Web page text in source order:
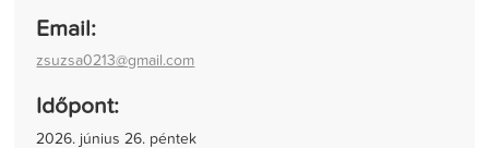
Email:
zsuzsa0213@gmail.com
Időpont:
2026. június 26. péntek